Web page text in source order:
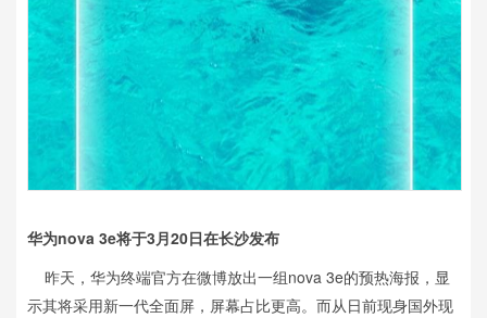
华为nova 3e将于3月20日在长沙发布
昨天，华为终端官方在微博放出一组nova 3e的预热海报，显
示其将采用新一代全面屏，屏幕占比更高。而从日前现身国外现